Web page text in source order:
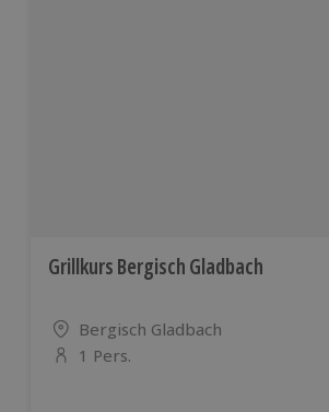
Grillkurs Bergisch Gladbach
Standort
Bergisch Gladbach
Anzahl der Teilnehmer
1 Pers.